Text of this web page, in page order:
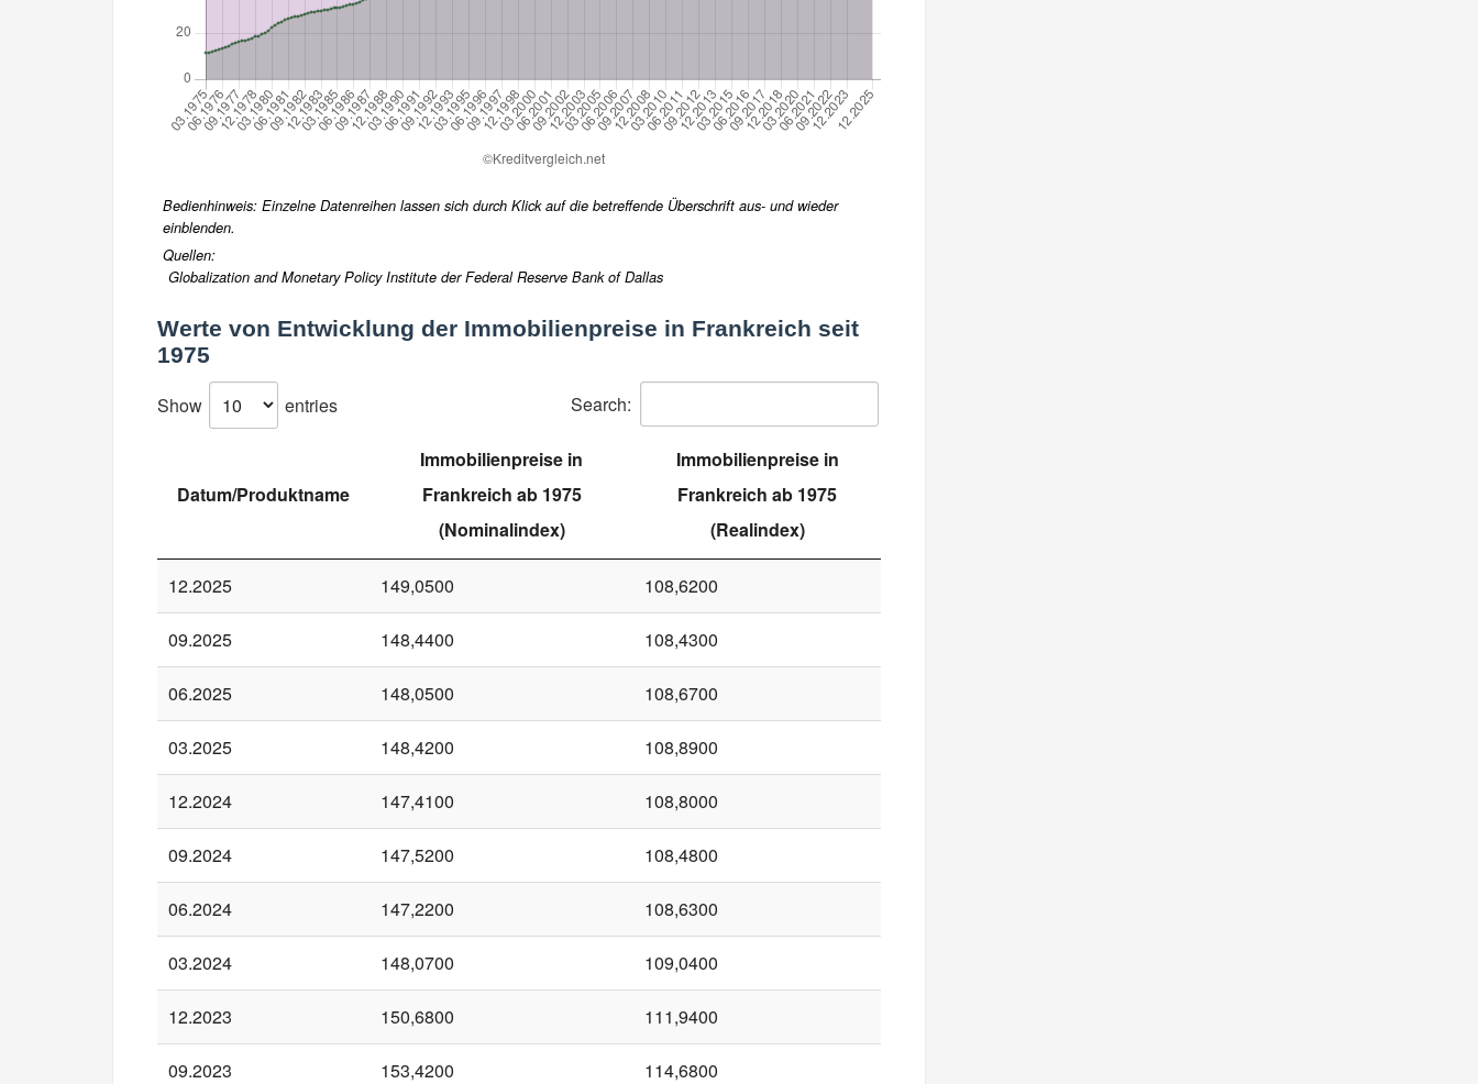
Bedienhinweis: Einzelne Datenreihen lassen sich durch Klick auf die betreffende Überschrift aus- und wieder
einblenden.
Quellen:
Globalization and Monetary Policy Institute der Federal Reserve Bank of Dallas
Werte von Entwicklung der Immobilienpreise in Frankreich seit
1975
Show
entries Search:
Datum/Produktname
Immobilienpreise in
Frankreich ab 1975
(Nominalindex)
Immobilienpreise in
Frankreich ab 1975
(Realindex)
12.2025 149,0500 108,6200
09.2025 148,4400 108,4300
06.2025 148,0500 108,6700
03.2025 148,4200 108,8900
12.2024 147,4100 108,8000
09.2024 147,5200 108,4800
06.2024 147,2200 108,6300
03.2024 148,0700 109,0400
12.2023 150,6800 111,9400
09.2023 153,4200 114,6800